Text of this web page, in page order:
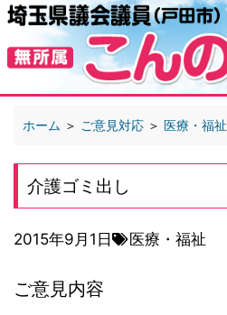
ホーム ＞ ご意見対応 ＞ 医療・福祉
介護ゴミ出し
2015年9月1日 医療・福祉
ご意見内容